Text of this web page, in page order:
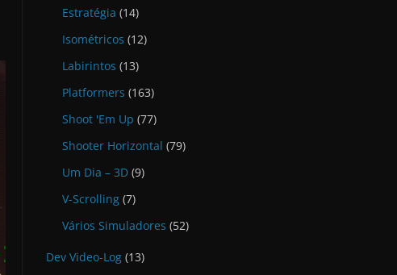
Estratégia (14)
Isométricos (12)
Labirintos (13)
Platformers (163)
Shoot 'Em Up (77)
Shooter Horizontal (79)
Um Dia – 3D (9)
V-Scrolling (7)
Vários Simuladores (52)
Dev Video-Log (13)